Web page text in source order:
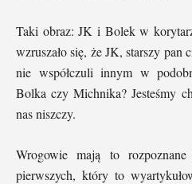
Taki obraz: JK i Bolek w
wzruszało się, że JK, starszy pan
nie współczuli innym w
Bolka czy Michnika? Jesteśmy
nas niszczy.
Wrogowie mają to
pierwszych, który to